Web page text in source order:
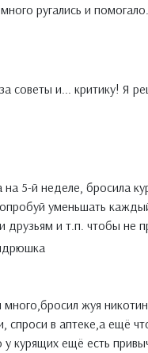
ругались и помогало.
советы и... критику! Я
5-й неделе, бросила
уменьшать
и т.п. чтобы не
жуя
в аптеке,а ещё
курящих ещё есть